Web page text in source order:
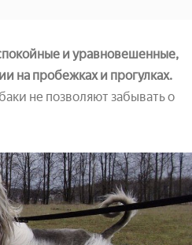
и уравновешенные,
на пробежках и прогулках.
не позволяют забывать о